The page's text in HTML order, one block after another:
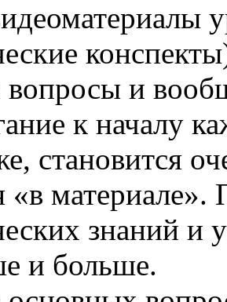
вопросы и
к началу
становится
«в материале».
знаний и
и больше.